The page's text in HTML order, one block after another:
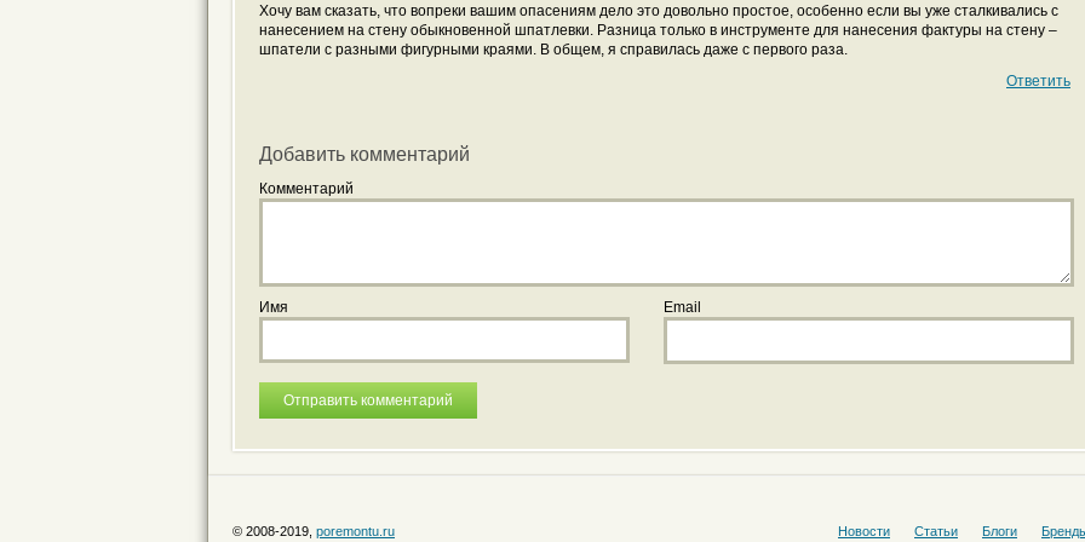
Хочу вам сказать, что вопреки вашим опасениям дело это довольно простое, особенно если вы уже сталкивались с
нанесением на стену обыкновенной шпатлевки. Разница только в инструменте для нанесения фактуры на стену –
шпатели с разными фигурными краями. В общем, я справилась даже с первого раза.
Ответить
Добавить комментарий
Комментарий
Имя Email
Новости Статьи Блоги
© 2008-2019, poremontu.ru